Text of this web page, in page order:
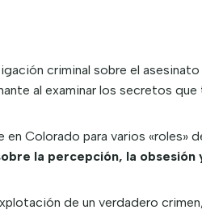
criminal sobre el
al examinar los secretos
Colorado para varios «roles»
la percepción, la
de un verdadero